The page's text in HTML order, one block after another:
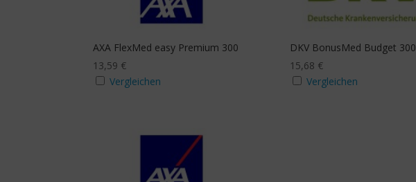
mit Budgeterhöhung
Mindestanzahl
AXA FlexMed easy Premium 300
13,59 €
Vergleichen
DKV BonusMed Budget 300
15,68 €
Vergleichen